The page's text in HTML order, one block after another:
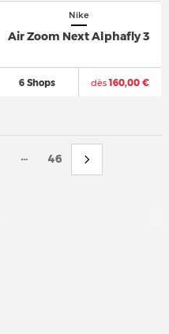
Nike
Air Zoom Next Alphafly 3
6 Shops dès160,00 €
... 46